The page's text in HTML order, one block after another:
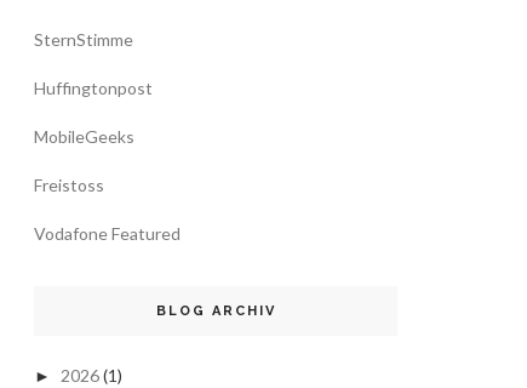
SternStimme
Huffingtonpost
MobileGeeks
Freistoss
Vodafone Featured
BLOG ARCHIV
► 2026(1)